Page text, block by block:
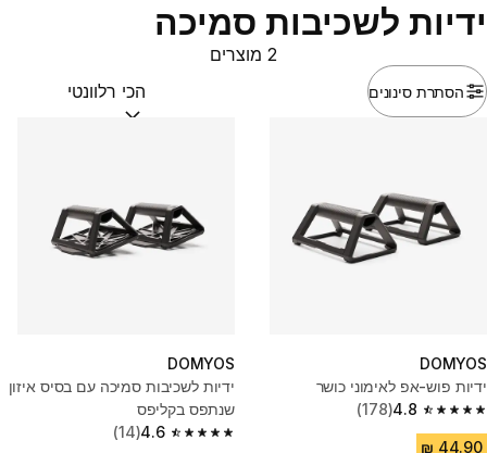
ידיות לשכיבות סמיכה
הסתרת סינונים
2 מוצרים
מיין לפי:(optional)
DOMYOS
ידיות פוש-אפ לאימוני כושר
4.8
4.8 out of 5 stars from 178 reviews
(178)
DOMYOS
ידיות לשכיבות סמיכה עם בסיס איזון
שנתפס בקליפס
4.6
4.6 out of 5 stars from 14 reviews
(14)